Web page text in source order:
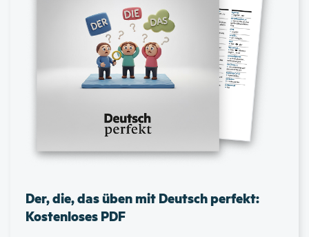
Der, die, das üben mit Deutsch perfekt:
Kostenloses PDF